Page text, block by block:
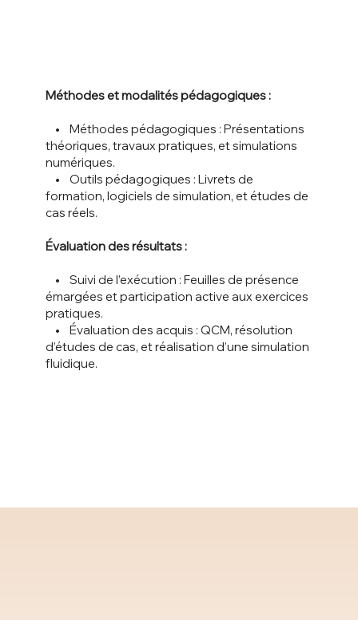
Méthodes et modalités pédagogiques :
• Méthodes pédagogiques : Présentations
théoriques, travaux pratiques, et simulations
numériques.
• Outils pédagogiques : Livrets de
formation, logiciels de simulation, et études de
cas réels.
Évaluation des résultats :
• Suivi de l’exécution : Feuilles de présence
émargées et participation active aux exercices
pratiques.
• Évaluation des acquis : QCM, résolution
d’études de cas, et réalisation d’une simulation
fluidique.